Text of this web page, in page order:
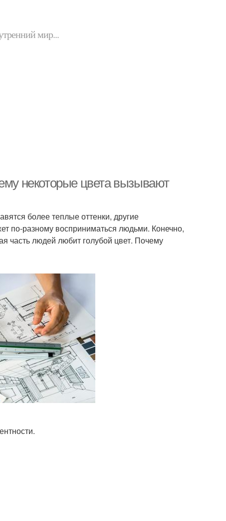
мир...
некоторые цвета вызывают
более теплые оттенки, другие
по-разному восприниматься людьми. Конечно,
часть людей любит голубой цвет. Почему